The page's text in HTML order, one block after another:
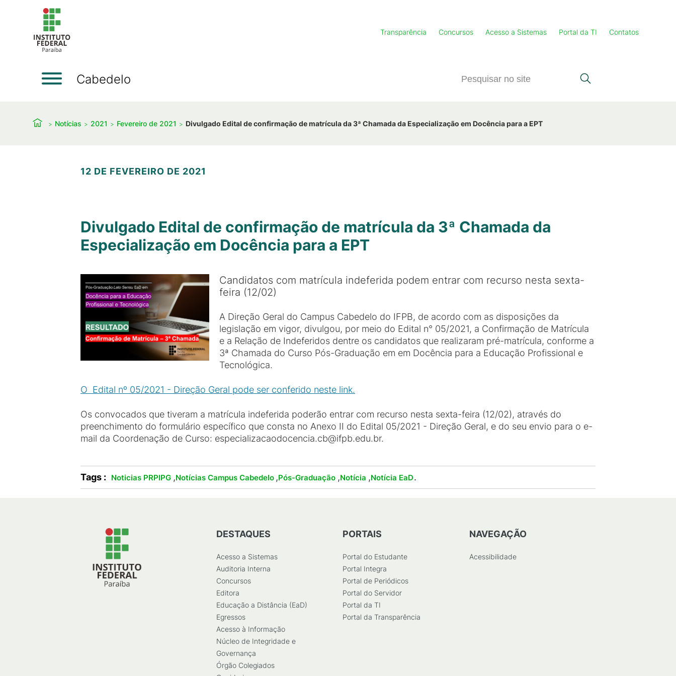
Transparência Concursos Acesso a Sistemas Portal da TI Contatos
Cabedelo
Notícias 2021 Fevereiro de 2021 Divulgado Edital de confirmação de matrícula da 3ª Chamada da Especialização em Docência para a EPT
12 DE FEVEREIRO DE 2021
Divulgado Edital de confirmação de matrícula da 3ª Chamada da
Especialização em Docência para a EPT
Candidatos com matrícula indeferida podem entrar com recurso nesta sexta-
feira (12/02)
A Direção Geral do Campus Cabedelo do IFPB, de acordo com as disposições da
legislação em vigor, divulgou, por meio do Edital n° 05/2021, a Confirmação de Matrícula
e a Relação de Indeferidos dentre os candidatos que realizaram pré-matrícula, conforme a
3ª Chamada do Curso Pós-Graduação em em Docência para a Educação Profissional e
Tecnológica.
O Edital nº 05/2021 - Direção Geral pode ser conferido neste link.
Os convocados que tiveram a matrícula indeferida poderão entrar com recurso nesta sexta-feira (12/02), através do
preenchimento do formulário específico que consta no Anexo II do Edital 05/2021 - Direção Geral, e do seu envio para o e-
mail da Coordenação de Curso: especializacaodocencia.cb@ifpb.edu.br.
Tags : Noticias PRPIPG ,Notícias Campus Cabedelo ,Pós-Graduação ,Notícia ,Notícia EaD.
DESTAQUES
Acesso a Sistemas
Auditoria Interna
Concursos
Editora
Educação a Distância (EaD)
Egressos
Acesso à Informação
Núcleo de Integridade e
Governança
Órgão Colegiados
PORTAIS
Portal do Estudante
Portal Integra
Portal de Periódicos
Portal do Servidor
Portal da TI
Portal da Transparência
NAVEGAÇÃO
Acessibilidade